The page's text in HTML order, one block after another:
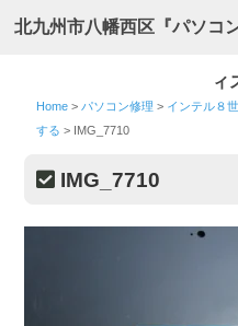
北九州市八幡西区『パソコ
ィ
Home > パソコン修理 > インテル８
する > IMG_7710
IMG_7710